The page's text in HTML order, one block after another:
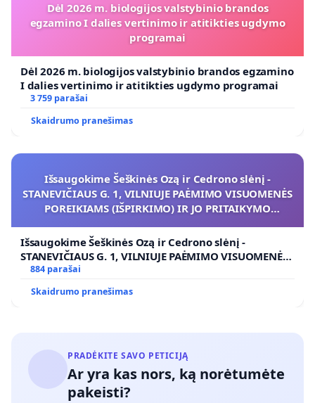
Dėl 2026 m. biologijos valstybinio brandos
egzamino I dalies vertinimo ir atitikties ugdymo
programai
Dėl 2026 m. biologijos valstybinio brandos egzamino
I dalies vertinimo ir atitikties ugdymo programai
3 759 parašai
Skaidrumo pranešimas
Išsaugokime Šeškinės Ozą ir Cedrono slėnį -
STANEVIČIAUS G. 1, VILNIUJE PAĖMIMO VISUOMENĖS
POREIKIAMS (IŠPIRKIMO) IR JO PRITAIKYMO
Išsaugokime Šeškinės Ozą ir Cedrono slėnį -
STANEVIČIAUS G. 1, VILNIUJE PAĖMIMO VISUOMENĖS
POREIKIAMS (IŠPIRKIMO) IR JO PRITAIKYMO VIEŠAJAI
ŽELDYNŲ FUNKCIJAI
884 parašai
Skaidrumo pranešimas
PRADĖKITE SAVO PETICIJĄ
Ar yra kas nors, ką norėtumėte
pakeisti?